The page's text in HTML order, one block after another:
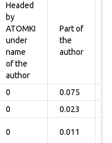
Headed
by
ATOMKI
under
name
of the
author
Part of
the
author
0 0.075
0 0.023
0 0.011